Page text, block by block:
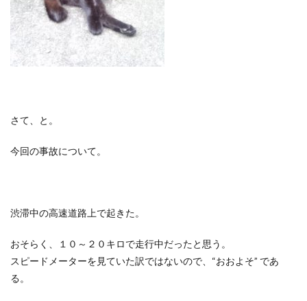
さて、と。
今回の事故について。
渋滞中の高速道路上で起きた。
おそらく、１０～２０キロで走行中だったと思う。
スピードメーターを見ていた訳ではないので、 “おおよそ” であ
る。